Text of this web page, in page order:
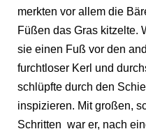
merkten vor allem die
Füßen das Gras kitzelte.
sie einen Fuß vor den
furchtloser Kerl und
schlüpfte durch den
inspizieren. Mit großen,
Schritten war er, nach